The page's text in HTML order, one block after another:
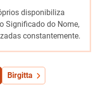
disponibiliza
Significado do Nome,
constantemente.
Birgitta